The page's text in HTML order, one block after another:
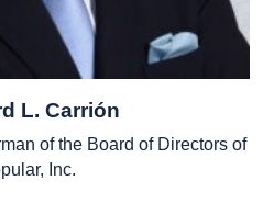
L. Carrión
of the Board of Directors of
Inc.